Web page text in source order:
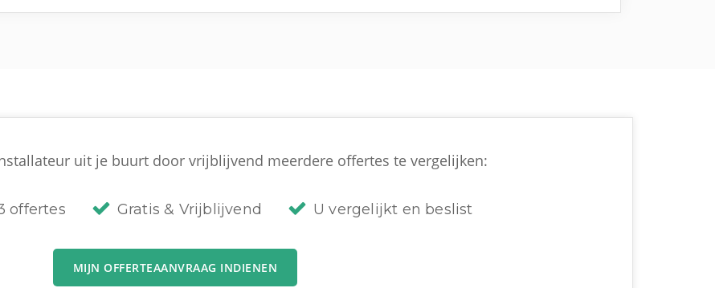
uit je buurt door vrijblijvend meerdere offertes te vergelijken:
offertes Gratis & Vrijblijvend U vergelijkt en beslist
MIJN OFFERTEAANVRAAG INDIENEN